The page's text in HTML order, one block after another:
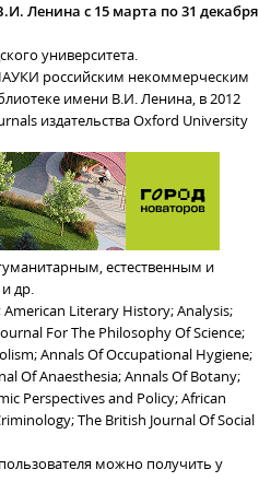
Ленина с 15 марта по 31 декабря
университета.
российским некоммерческим
имени В.И. Ленина, в 2012
издательства Oxford University
естественным и
др.
American Literary History; Analysis;
For The Philosophy Of Science;
Annals Of Occupational Hygiene;
Of Anaesthesia; Annals Of Botany;
Perspectives and Policy; African
The British Journal Of Social
можно получить у